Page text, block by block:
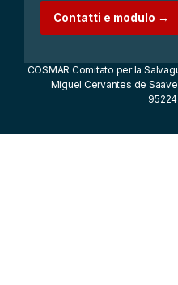
Contatti e modulo →
COSMAR Comitato per la
Miguel Cervantes de